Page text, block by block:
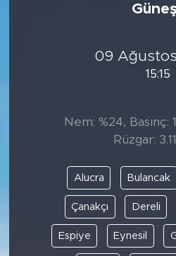
09
15:15
Nem: %24, Basınç:
Rüzgar:
Alucra Bulancak
Çanakçı Dereli
Espiye Eynesil